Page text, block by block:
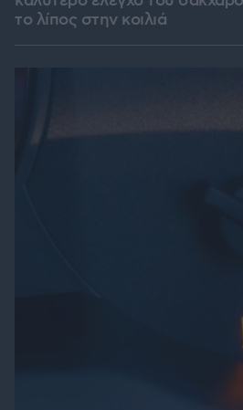
το λίπος στην κοιλιά